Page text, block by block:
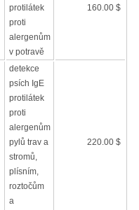
protilátek
proti
alergenům
v potravě
160.00 $
detekce
psích IgE
protilátek
proti
alergenům
pylů trav a
stromů,
plísním,
roztočům
a
220.00 $